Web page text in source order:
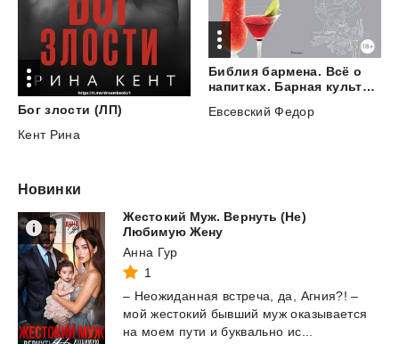
Бог злости (ЛП)
Кент Рина
Библия бармена. Всё о
напитках. Барная культура. Коктейльная революция
Евсевский Федор
Новинки
Жестокий Муж. Вернуть (Не)
Любимую Жену
Анна Гур
1
– Неожиданная встреча, да, Агния?! –
мой жестокий бывший муж оказывается
на моем пути и буквально ис...